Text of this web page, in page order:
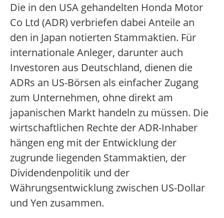
Die in den USA gehandelten Honda Motor
Co Ltd (ADR) verbriefen dabei Anteile an
den in Japan notierten Stammaktien. Für
internationale Anleger, darunter auch
Investoren aus Deutschland, dienen die
ADRs an US-Börsen als einfacher Zugang
zum Unternehmen, ohne direkt am
japanischen Markt handeln zu müssen. Die
wirtschaftlichen Rechte der ADR-Inhaber
hängen eng mit der Entwicklung der
zugrunde liegenden Stammaktien, der
Dividendenpolitik und der
Währungsentwicklung zwischen US-Dollar
und Yen zusammen.